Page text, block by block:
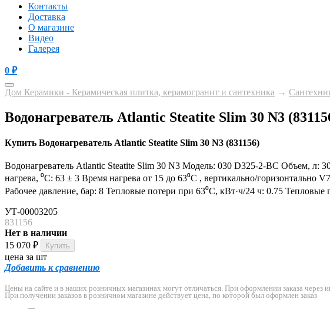
Контакты
Доставка
О магазине
Видео
Галерея
0 ₽
Дом Керамики - Керамическая плитка, керамогранит и сантехника →
Водонагреватель Atlantic Steatite Slim 30 N3
Купить Водонагреватель Atlantic Steatite Slim 30 N3 (831156)
Водонагреватель Atlantic Steatite Slim 30 N3 Модель: 030 D325-2-BC Объем,
нагрева, ⁰C: 63 ± 3 Время нагрева от 15 до 63⁰C , вертикально/
Рабочее давление, бар: 8 Тепловые потери при 63⁰C, кВт·ч/24 ч: 0.75
УТ-00003205
831156
Нет в наличии
15 070 ₽
цена за шт
Добавить к сравнению
Цены на сайте и в наших розничных магазинах могут отличаться. При оформлении заказа через
При получении заказов в розничном магазине действует цена, по которой был оформлен заказ